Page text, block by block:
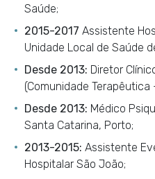
Saúde;
2015-2017 Assistente
Unidade Local de Saúde
Desde 2013: Diretor
(Comunidade Terapêutica
Desde 2013: Médico
Santa Catarina, Porto;
2013-2015: Assistente
Hospitalar São João;